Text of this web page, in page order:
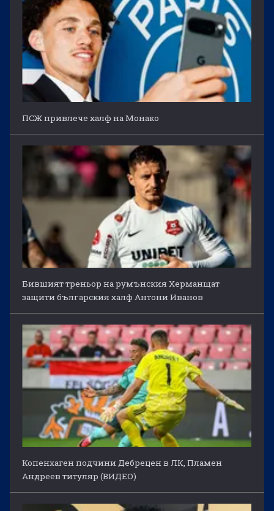
ПСЖ привлече халф на Монако
Бившият треньор на румънския Херманщат
защити българския халф Антони Иванов
Копенхаген подчини Дебрецен в ЛК, Пламен
Андреев титуляр (ВИДЕО)